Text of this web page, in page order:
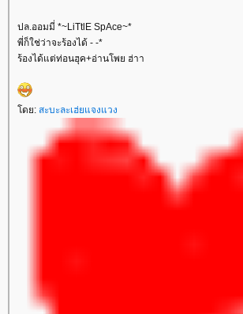
ปล.ออมมี่ *~LiTtlE SpAce~*
พี่ก็ใช่ว่าจะร้องได้ - -*
ร้องได้แต่ท่อนฮุค+อ่านโพย ฮ่าา
ดย: สะบะละเฮ่ยแจงแวง